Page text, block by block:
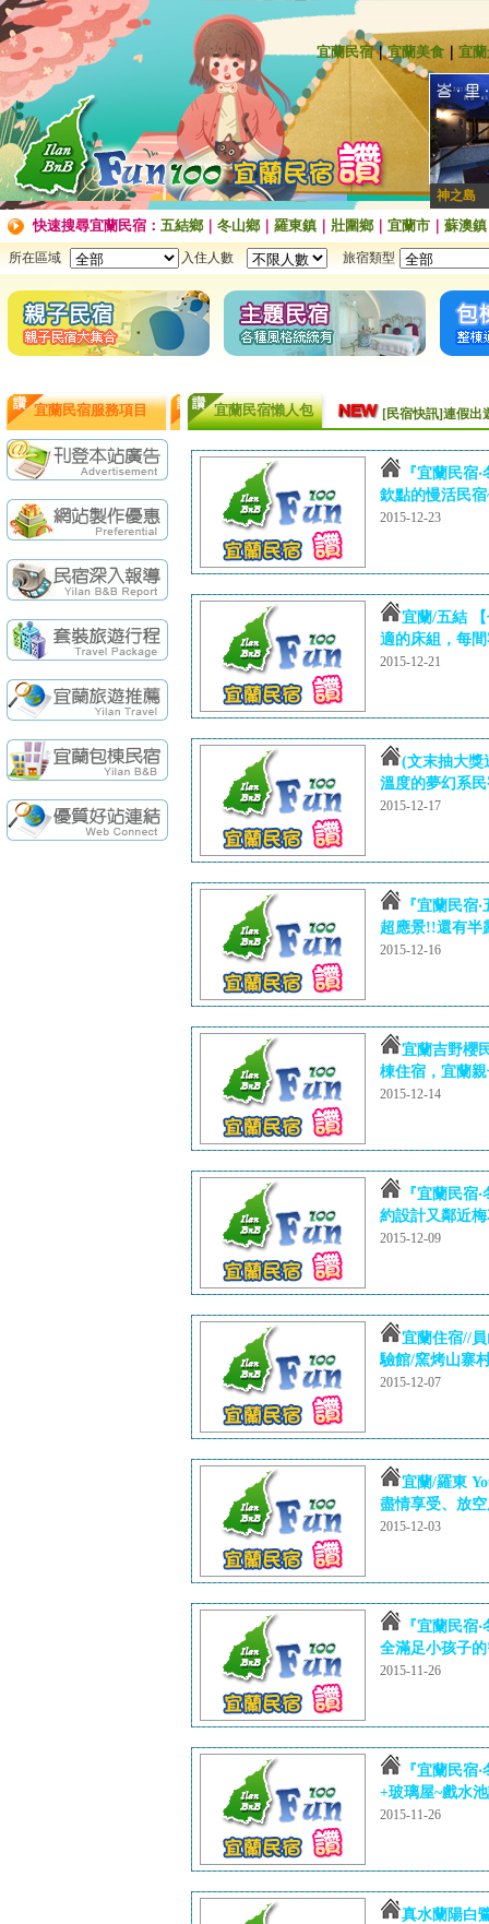
宜蘭民宿｜宜蘭美食 ｜ 宜
神之島
快速搜尋宜蘭民宿： 五結鄉｜ 冬山鄉｜ 羅東鎮 壯圍鄉｜ 宜蘭市 蘇澳鎮
所在區域 入住人數 旅宿類型
宜蘭民宿服務項目 宜蘭民宿懶人包
袁莊會館 - 最
[民宿快訊]連假出
續住再享85折，
【民宿快訊】羅
袁莊會館 - 最
袁莊會館 - 最新開
【民宿快訊】
續住再享85折，
【民宿快訊】羅
『宜蘭民宿
欽點的慢活民
2015-12-23
宜蘭/五結
適的床組，每
2015-12-21
(文末抽大獎
溫度的夢幻系
2015-12-17
『宜蘭民宿
超應景!!還有半
2015-12-16
宜蘭吉野櫻
棟住宿，宜蘭
2015-12-14
『宜蘭民宿
約設計又鄰近
2015-12-09
宜蘭住宿//
驗館/窯烤山寨
2015-12-07
宜蘭/羅東
盡情享受、放
2015-12-03
『宜蘭民宿
全滿足小孩子
2015-11-26
『宜蘭民宿
+玻璃屋~戲水
2015-11-26
真水蘭陽白